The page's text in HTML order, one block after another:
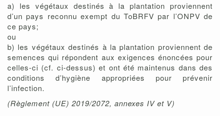
a) les végétaux destinés à la plantation proviennent
d’un pays reconnu exempt du ToBRFV par l’ONPV de
ce pays;
ou
b) les végétaux destinés à la plantation proviennent de
semences qui répondent aux exigences énoncées pour
celles-ci (cf. ci-dessus) et ont été maintenus dans des
conditions d’hygiène appropriées pour prévenir
l’infection.
(Règlement (UE) 2019/2072, annexes IV et V)